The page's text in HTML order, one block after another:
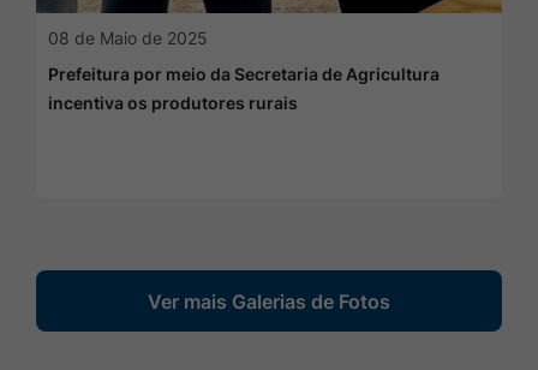
08 de Maio de 2025
Prefeitura por meio da Secretaria de Agricultura
incentiva os produtores rurais
Ver mais Galerias de Fotos